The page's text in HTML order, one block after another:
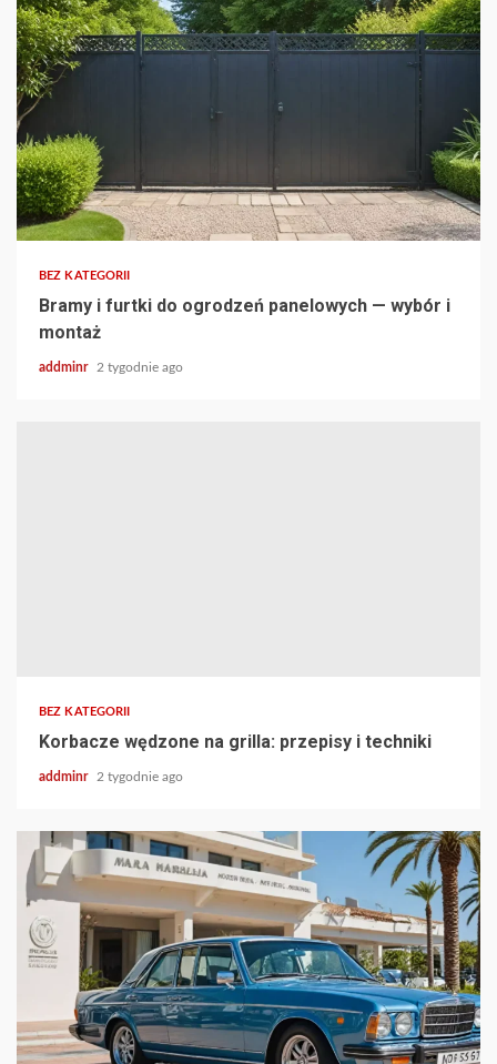
BEZ KATEGORII
Bramy i furtki do ogrodzeń panelowych — wybór i
montaż
addminr 2 tygodnie ago
BEZ KATEGORII
Korbacze wędzone na grilla: przepisy i techniki
addminr 2 tygodnie ago